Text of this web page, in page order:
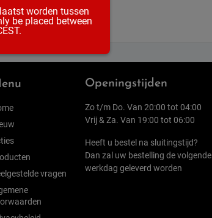
vragen
Openingstijden
Zo t/m Do. Van 20:00 tot 04:00
Vrij & Za. Van 19:00 tot 06:00
Heeft u bestel na sluitingstijd?
Dan zal uw bestelling de volgende
werkdag geleverd worden
worden tussen
be placed between